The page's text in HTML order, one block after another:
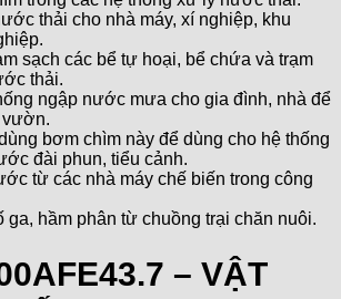
thải cho nhà máy, xí nghiệp, khu
sạch các bể tự hoại, bể chứa và trạm
thải.
ngập nước mưa cho gia đình, nhà để
vườn.
bơm chìm này để dùng cho hệ thống
đài phun, tiểu cảnh.
từ các nhà máy chế biến trong công
ga, hầm phân từ chuồng trại chăn nuôi.
– VẬT